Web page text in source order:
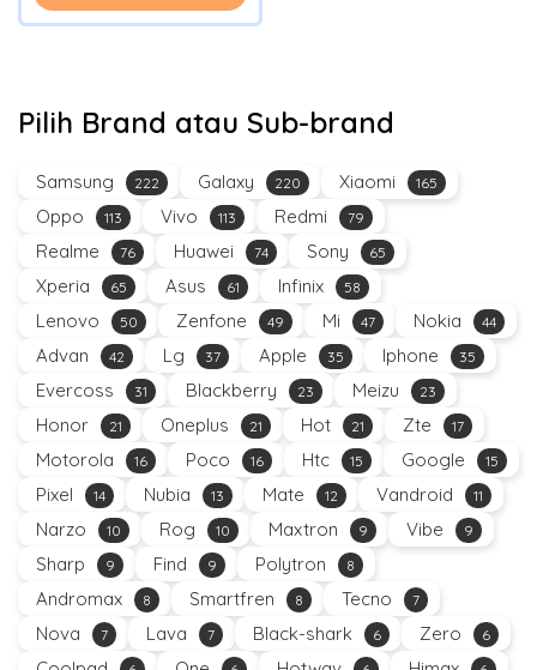
Pilih Brand atau Sub-brand
Samsung 222 Galaxy 220 Xiaomi 165
Oppo 113 Vivo 113 Redmi 79
Realme 76 Huawei 74 Sony 65
Xperia 65 Asus 61 Infinix 58
Lenovo 50 Zenfone 49 Mi 47 Nokia 44
Advan 42 Lg 37 Apple 35 Iphone 35
Evercoss 31 Blackberry 23 Meizu 23
Honor 21 Oneplus 21 Hot 21 Zte 17
Motorola 16 Poco 16 Htc 15 Google 15
Pixel 14 Nubia 13 Mate 12 Vandroid 11
Narzo 10 Rog 10 Maxtron 9 Vibe 9
Sharp 9 Find 9 Polytron 8
Andromax 8 Smartfren 8 Tecno 7
Nova 7 Lava 7 Black-shark 6 Zero 6